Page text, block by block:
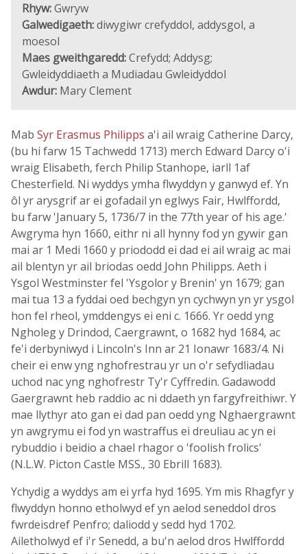
Rhyw:Gwryw
Galwedigaeth:diwygiwr crefyddol, addysgol, a
moesol
Maes gweithgaredd:Crefydd; Addysg;
Gwleidyddiaeth a Mudiadau Gwleidyddol
Awdur: Mary Clement
Mab Syr Erasmus Philipps a'i ail wraig Catherine Darcy,
(bu hi farw 15 Tachwedd 1713) merch Edward Darcy o'i
wraig Elisabeth, ferch Philip Stanhope, iarll 1af
Chesterfield. Ni wyddys ymha flwyddyn y ganwyd ef. Yn
ôl yr arysgrif ar ei gofadail yn eglwys Fair, Hwlffordd,
bu farw 'January 5, 1736/7 in the 77th year of his age.'
Awgryma hyn 1660, eithr ni all hynny fod yn gywir gan
mai ar 1 Medi 1660 y priododd ei dad ei ail wraig ac mai
ail blentyn yr ail briodas oedd John Philipps. Aeth i
Ysgol Westminster fel 'Ysgolor y Brenin' yn 1679; gan
mai tua 13 a fyddai oed bechgyn yn cychwyn yn yr ysgol
hon fel rheol, ymddengys ei eni c. 1666. Yr oedd yng
Ngholeg y Drindod, Caergrawnt, o 1682 hyd 1684, ac
fe'i derbyniwyd i Lincoln's Inn ar 21 Ionawr 1683/4. Ni
cheir ei enw yng nghofrestrau yr un o'r sefydliadau
uchod nac yng nghofrestr Ty'r Cyffredin. Gadawodd
Gaergrawnt heb raddio ac ni ddaeth yn fargyfreithiwr. Y
mae llythyr ato gan ei dad pan oedd yng Nghaergrawnt
yn awgrymu ei fod yn wastraffus ei dreuliau ac yn ei
rybuddio i beidio a chael rhagor o 'foolish frolics'
(N.L.W. Picton Castle MSS., 30 Ebrill 1683).
Ychydig a wyddys am ei yrfa hyd 1695. Ym mis Rhagfyr y
flwyddyn honno etholwyd ef yn aelod seneddol dros
fwrdeisdref Penfro; daliodd y sedd hyd 1702.
Ailetholwyd ef i'r Senedd, a bu'n aelod dros Hwlffordd